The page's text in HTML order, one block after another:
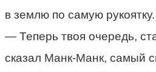
в землю по самую рукоятку.
— Теперь твоя очередь,
сказал Манк-Манк, самый